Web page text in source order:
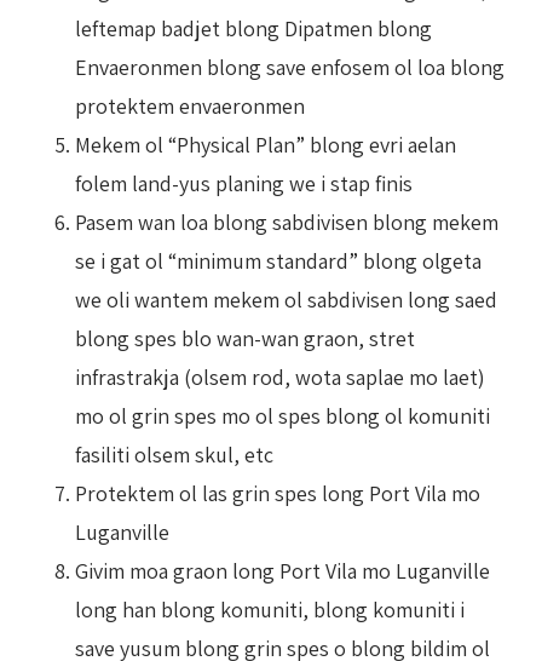
leftemap badjet blong Dipatmen blong
Envaeronmen blong save enfosem ol loa blong
protektem envaeronmen
Mekem ol “Physical Plan” blong evri aelan
folem land-yus planing we i stap finis
Pasem wan loa blong sabdivisen blong mekem
se i gat ol “minimum standard” blong olgeta
we oli wantem mekem ol sabdivisen long saed
blong spes blo wan-wan graon, stret
infrastrakja (olsem rod, wota saplae mo laet)
mo ol grin spes mo ol spes blong ol komuniti
fasiliti olsem skul, etc
Protektem ol las grin spes long Port Vila mo
Luganville
Givim moa graon long Port Vila mo Luganville
long han blong komuniti, blong komuniti i
save yusum blong grin spes o blong bildim ol